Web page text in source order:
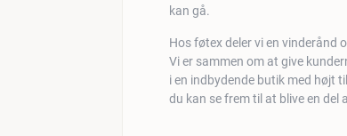
kan gå.
Hos føtex deler vi en vinderånd
Vi er sammen om at give
i en indbydende butik med højt
du kan se frem til at blive en del